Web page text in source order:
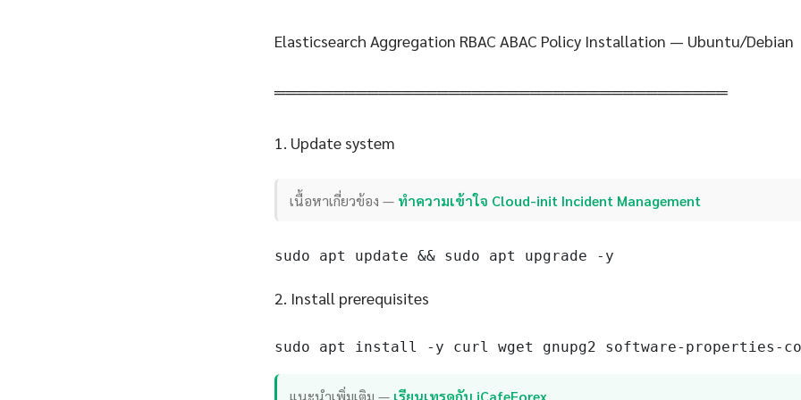
Elasticsearch Aggregation RBAC ABAC Policy Installation — Ubuntu/Debian
═══════════════════════════════════════
1. Update system
เนื้อหาเกี่ยวข้อง — ทำความเข้าใจ Cloud-init Incident Management
sudo apt update && sudo apt upgrade -y
2. Install prerequisites
sudo apt install -y curl wget gnupg2 software-properties-
แนะนำเพิ่มเติม — เรียนเทรดกับ iCafeForex